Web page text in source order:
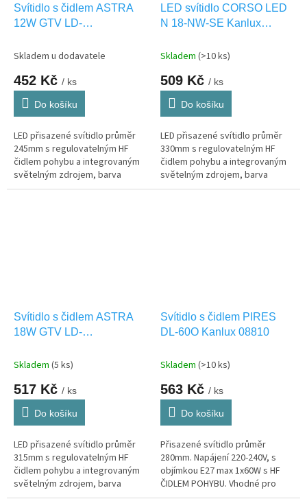
Svítidlo s čidlem ASTRA
12W GTV LD-
Skladem u dodavatele
452 Kč / ks
Do košíku
LED přisazené svítidlo průměr
245mm s regulovatelným HF
čidlem pohybu a integrovaným
světelným zdrojem, barva
světla 4000K NW-neutrální bílá.
LED svítidlo CORSO LED
N 18-NW-SE Kanlux
Skladem (>10 ks)
509 Kč / ks
Do košíku
LED přisazené svítidlo průměr
330mm s regulovatelným HF
čidlem pohybu a integrovaným
světelným zdrojem, barva
světla NW-neutrální bílá. Vhodná
Svítidlo s čidlem ASTRA
18W GTV LD-
Skladem (5 ks)
517 Kč / ks
Do košíku
LED přisazené svítidlo průměr
315mm s regulovatelným HF
čidlem pohybu a integrovaným
světelným zdrojem, barva
Svítidlo s čidlem PIRES
DL-60O Kanlux 08810
Skladem (>10 ks)
563 Kč / ks
Do košíku
Přisazené svítidlo průměr
280mm. Napájení 220-240V, s
objímkou E27 max 1x60W s HF
ČIDLEM POHYBU. Vhodné pro